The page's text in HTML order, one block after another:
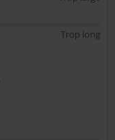
Trop long